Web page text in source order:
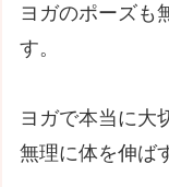
ヨガのポーズも
す。
ヨガで本当に大
無理に体を伸ば